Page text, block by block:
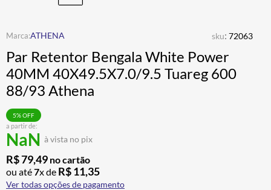
ATHENA sku: 72063
Par Retentor Bengala White Power
40MM 40X49.5X7.0/9.5 Tuareg 600
88/93 Athena
a partir de:
NaN à vista no pix
5% OFF
R$79,49 no cartão
ou até7x de R$11,35
Ver todas opções de pagamento
4º ÓCULOS SOLAR
5 LUVA
6º BAU
7 º CALÇA
8º
9 º AIROH
10º BOTAS